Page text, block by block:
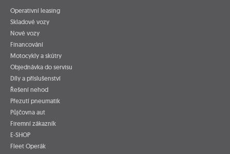
Operativní leasing
Skladové vozy
Nové vozy
Financování
Motocykly a skútry
Objednávka do servisu
Díly a příslušenství
Řešení nehod
Přezutí pneumatik
Půjčovna aut
Firemní zákazník
E-SHOP
Fleet Operák